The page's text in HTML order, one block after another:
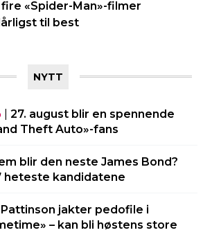
«Spider-Man»-filmer
til best
NYTT
27. august blir en spennende
Theft Auto»-fans
blir den neste James Bond?
heteste kandidatene
jakter pedofile i
– kan bli høstens store